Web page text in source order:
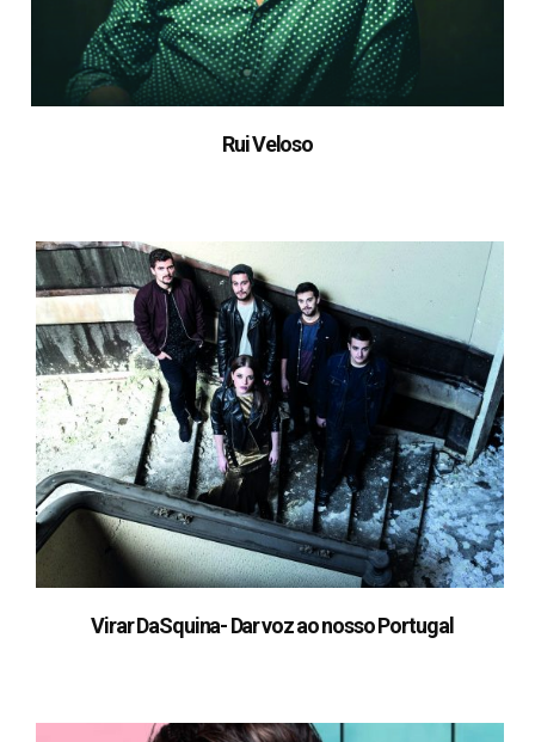
Rui Veloso
Virar DaSquina- Dar voz ao nosso Portugal